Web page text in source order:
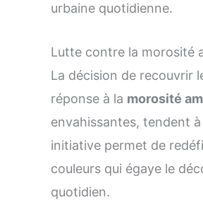
urbaine quotidienne.
Lutte contre la morosité
La décision de recouvrir
réponse à la morosité
envahissantes, tendent
initiative permet de
couleurs qui égaye le
quotidien.